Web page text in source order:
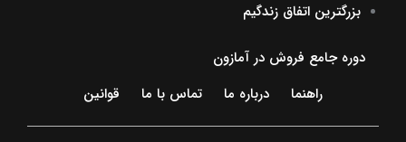
بزرگترین اتفاق زندگیم
دوره جامع فروش در آمازون
راهنما
درباره ما تماس با ما قوانین